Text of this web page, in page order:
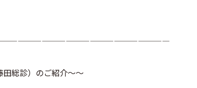
総診）のご紹介～～